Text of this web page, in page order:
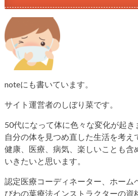
noteにも書いています。
サイト運営者のしぼり菜です。
50代になって体に色々な変化が起き
自分の体を見つめ直した生活を考え
健康、医療、病気、楽しいことも含
いきたいと思います。
認定医療コーディネーター、ホーム
びわの葉療法インストラクターの資